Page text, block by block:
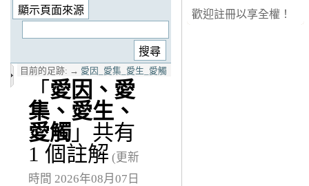
目前的足跡: → 愛因_愛集_愛生_愛觸
「 愛因、愛
集、愛生、
愛觸 」共有
1 個註解 (更新
時間 2026年08月07日
歡迎註冊以享全權！